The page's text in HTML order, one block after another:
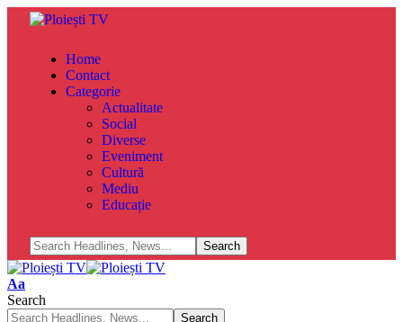
Home
Contact
Categorie
Actualitate
Social
Diverse
Eveniment
Cultură
Mediu
Educație
Aa
Search